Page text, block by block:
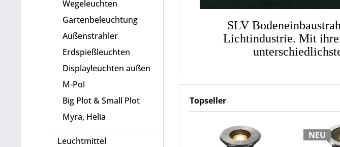
Wegeleuchten
Gartenbeleuchtung
Außenstrahler
Erdspießleuchten
Displayleuchten außen
M-Pol
Big Plot & Small Plot
Myra, Helia
Leuchtmittel
SLV
Lichtindustrie. Mit
Topseller
NEU